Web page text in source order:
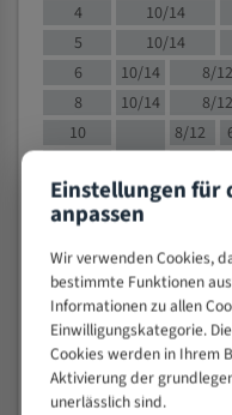
4
10/14
5
10/14
6
10/14 8/12
8
10/14 8/12
10
8/12
15
8/12
20
30
50
80
> 100
VOLLMATERIAL
Einstellungen für
anpassen
Wir verwenden Cookies,
bestimmte Funktionen
Informationen zu allen
Einwilligungskategorie.
Cookies werden in Ihrem
Aktivierung der
unerlässlich sind.